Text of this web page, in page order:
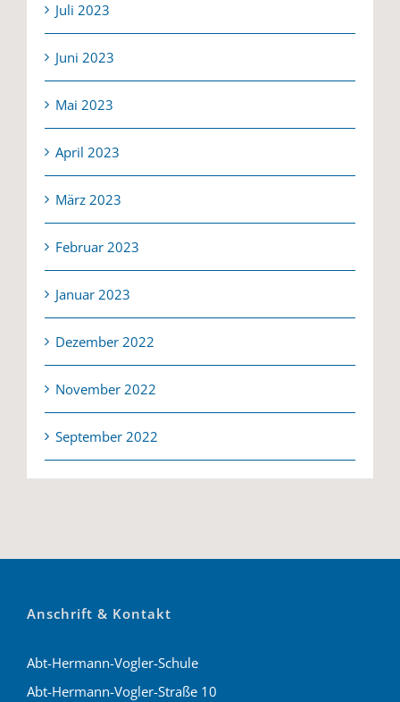
Juli 2023
Juni 2023
Mai 2023
April 2023
März 2023
Februar 2023
Januar 2023
Dezember 2022
November 2022
September 2022
Anschrift & Kontakt
Abt-Hermann-Vogler-Schule
Abt-Hermann-Vogler-Straße 10